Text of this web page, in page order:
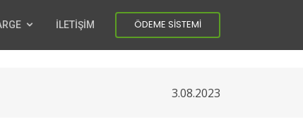
İLETİŞİM ÖDEME SİSTEMİ
3.08.2023